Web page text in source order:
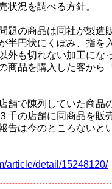
状況を調べる方針。
の商品は同社が製造
半円状にくぼみ、指を
外も切れない加工にな
商品を購入した客から
で陳列していた商品
千の店舗に同商品を販
告は今のところないと
article/detail/15248120/